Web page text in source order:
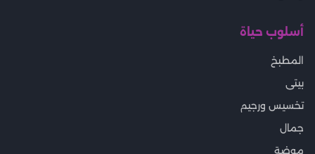
أسلوب حياة
المطبخ
بيتى
تخسيس ورجيم
جمال
موضة